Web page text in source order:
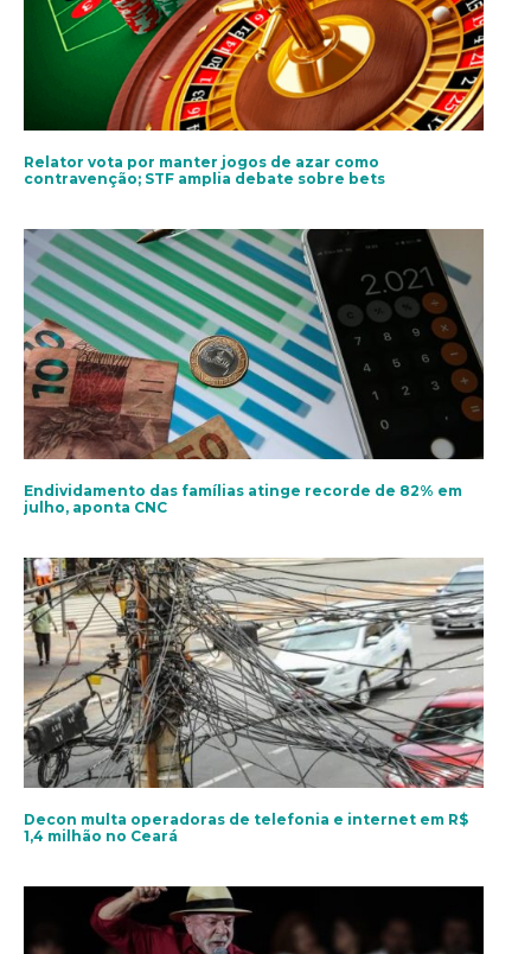
Relator vota por manter jogos de azar como
contravenção; STF amplia debate sobre bets
Endividamento das famílias atinge recorde de 82% em
julho, aponta CNC
Decon multa operadoras de telefonia e internet em R$
1,4 milhão no Ceará